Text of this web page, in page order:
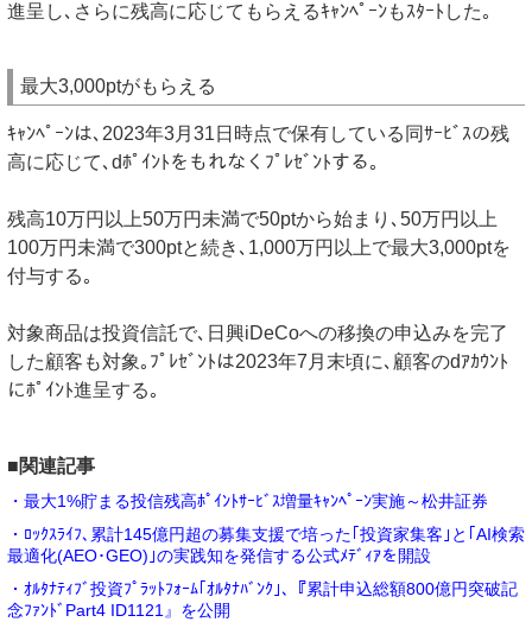
進呈し､さらに残高に応じてもらえるｷｬﾝﾍﾟｰﾝもｽﾀｰﾄした｡
最大3,000ptがもらえる
ｷｬﾝﾍﾟｰﾝは､2023年3月31日時点で保有している同ｻｰﾋﾞｽの残
高に応じて､dﾎﾟｲﾝﾄをもれなくﾌﾟﾚｾﾞﾝﾄする｡
残高10万円以上50万円未満で50ptから始まり､50万円以上
100万円未満で300ptと続き､1,000万円以上で最大3,000ptを
付与する｡
対象商品は投資信託で､日興iDeCoへの移換の申込みを完了
した顧客も対象｡ﾌﾟﾚｾﾞﾝﾄは2023年7月末頃に､顧客のdｱｶｳﾝﾄ
にﾎﾟｲﾝﾄ進呈する｡
■関連記事
・最大1%貯まる投信残高ﾎﾟｲﾝﾄｻｰﾋﾞｽ増量ｷｬﾝﾍﾟｰﾝ実施～松井証券
・ﾛｯｸｽﾗｲﾌ､累計145億円超の募集支援で培った｢投資家集客｣と｢AI検索
最適化(AEO･GEO)｣の実践知を発信する公式ﾒﾃﾞｨｱを開設
・ｵﾙﾀﾅﾃｨﾌﾞ投資ﾌﾟﾗｯﾄﾌｫｰﾑ｢ｵﾙﾀﾅﾊﾞﾝｸ｣､『累計申込総額800億円突破記
念ﾌｧﾝﾄﾞPart4 ID1121』を公開